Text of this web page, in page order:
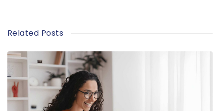
Related Posts